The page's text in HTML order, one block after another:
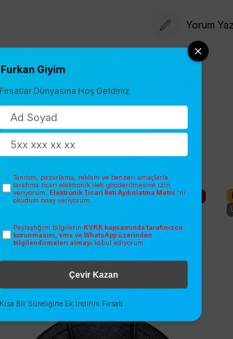
Yorum Yaz
İNDIRIM SEZONSUZ
Furkan Giyim
Fırsatlar Dünyasına Hoş Geldiniz
Tanıtım, pazarlama, reklam ve benzeri amaçlarla
tarafıma ticari elektronik ileti gönderilmesine izin
veriyorum. Elektronik Ticari İleti Aydınlatma Metni 'ni
okudum onay veriyorum.
Paylaştığım bilgilerin KVKK kapsamında tarafınızca
korunmasını, sms ve WhatsApp üzerinden
bilgilendirmeleri almayı kabul ediyorum.
Çevir Kazan
Kısa Bir Süreliğine Ek İndirim Fırsatı